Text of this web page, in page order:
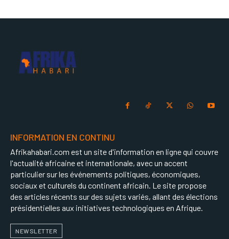
INFORMATION EN CONTINU
Afrikahabari.com est un site d'information en ligne qui couvre
l'actualité africaine et internationale, avec un accent
particulier sur les événements politiques, économiques,
sociaux et culturels du continent africain. Le site propose
des articles récents sur des sujets variés, allant des élections
présidentielles aux initiatives technologiques en Afrique.
NEWSLETTER